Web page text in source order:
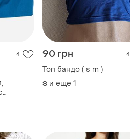
4 90 грн 4
Топ бандо ( s m )
S и еще 1